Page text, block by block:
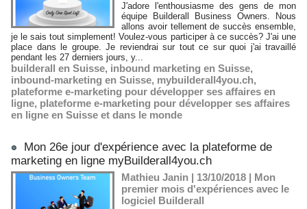
J'adore l'enthousiasme des gens de mon
équipe Builderall Business Owners. Nous
allons avoir tellement de succès ensemble,
je le sais tout simplement! Voulez-vous participer à ce succès? J'ai une
place dans le groupe. Je reviendrai sur tout ce sur quoi j'ai travaillé
pendant les 27 derniers jours, y...
builderall en Suisse, inbound marketing en Suisse,
inbound-marketing en Suisse, mybuilderall4you.ch,
plateforme e-marketing pour développer ses affaires en
ligne, plateforme e-marketing pour développer ses affaires
en ligne en Suisse et dans le monde
Mon 26e jour d'expérience avec la plateforme de
marketing en ligne myBuilderall4you.ch
Mathieu Janin | 13/10/2018 | Mon
premier mois d'expériences avec le
logiciel Builderall